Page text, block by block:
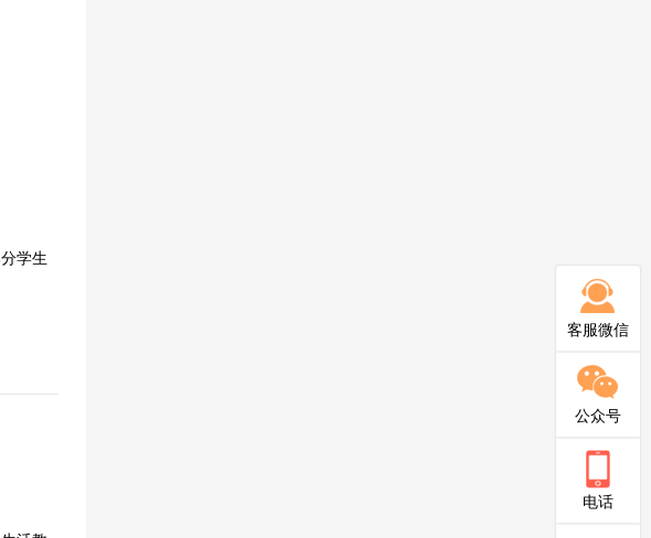
学生
客服微信
公众号
电话